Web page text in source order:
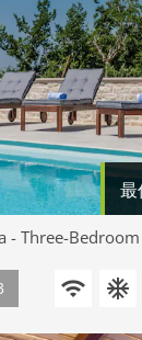
最
- Three-